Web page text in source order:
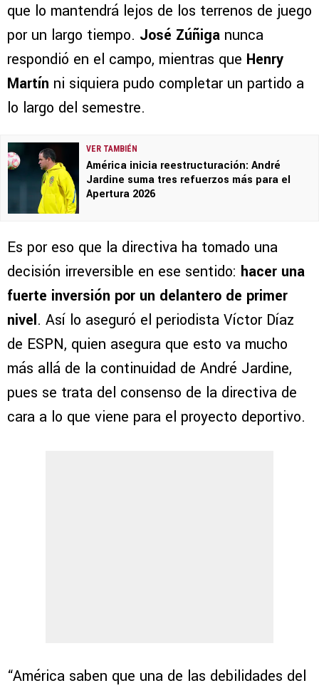
que lo mantendrá lejos de los terrenos de juego
por un largo tiempo. José Zúñiga nunca
respondió en el campo, mientras que Henry
Martín ni siquiera pudo completar un partido a
lo largo del semestre.
VER TAMBIÉN
América inicia reestructuración: André
Jardine suma tres refuerzos más para el
Apertura 2026
Es por eso que la directiva ha tomado una
decisión irreversible en ese sentido: hacer una
fuerte inversión por un delantero de primer
nivel. Así lo aseguró el periodista Víctor Díaz
de ESPN, quien asegura que esto va mucho
más allá de la continuidad de André Jardine,
pues se trata del consenso de la directiva de
cara a lo que viene para el proyecto deportivo.
“América saben que una de las debilidades del